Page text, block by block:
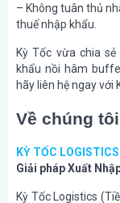
– Không tuân thủ
thuế nhập khẩu.
Kỳ Tốc vừa chia
khẩu nồi hâm
hãy liên hệ ngay với
Về chúng tôi
KỲ TỐC LOGISTICS
Giải pháp Xuất
Kỳ Tốc Logistics